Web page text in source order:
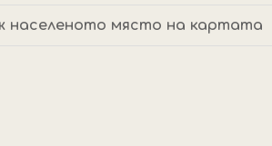
населеното място на картата